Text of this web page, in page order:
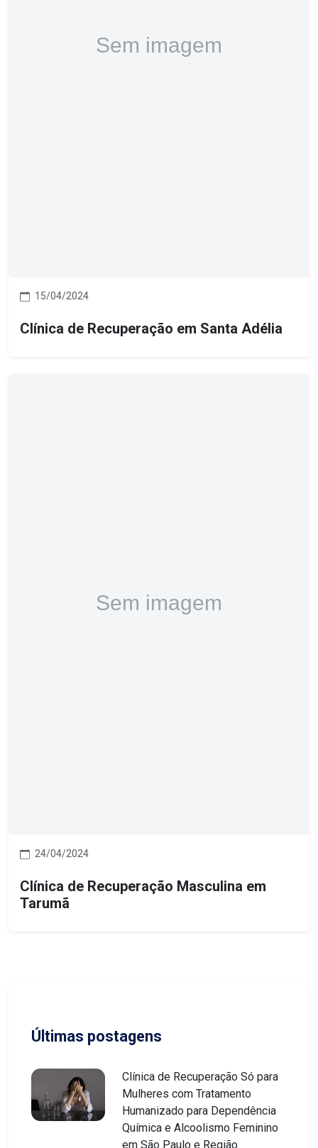
15/04/2024
Clínica de Recuperação em Santa Adélia
24/04/2024
Clínica de Recuperação Masculina em
Tarumã
Últimas postagens
Clínica de Recuperação Só para
Mulheres com Tratamento
Humanizado para Dependência
Química e Alcoolismo Feminino
em São Paulo e Região